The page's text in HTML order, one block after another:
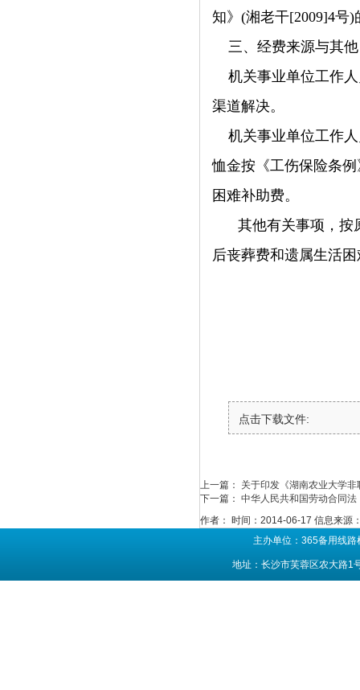
知》(湘老干[2009]4号)
三、经费来源与其他
机关事业单位工作
渠道解决。
机关事业单位工作
恤金按《工伤保险条
困难补助费。
其他有关事项，按
后丧葬费和遗属生活
点击下载文件:
上一篇： 关于印发《湖南农业大学
下一篇： 中华人民共和国劳动合同法
作者：
时间：2014-06-17 信息来源
主办单位：365备用线
地址：长沙市芙蓉区农大路